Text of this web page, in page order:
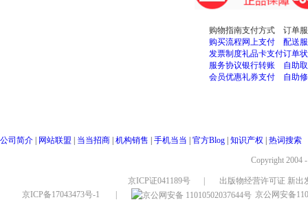
购物指南
购买流程
发票制度
服务协议
会员优惠
支付方式
网上支付
礼品卡支付
银行转账
礼券支付
订单
配送
订单
自助
自助
公司简介 网站联盟 当当招商 机构销售 手机当当 官方Blog 知识产权 热词搜索
Copyright 2004
京ICP证041189号
出版物经营许可证 新出
京ICP备17043473号-1
京公网安备